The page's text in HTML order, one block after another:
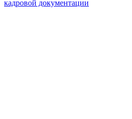
кадровой документации